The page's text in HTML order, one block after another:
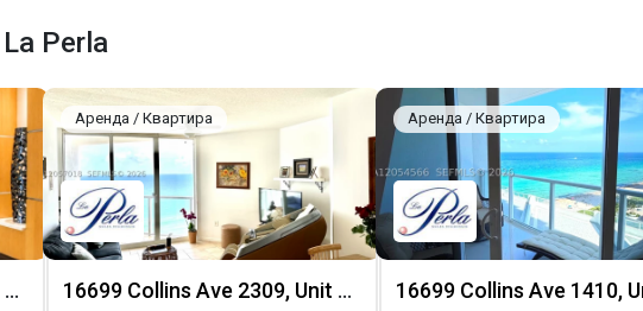
Perla
16699 Collins Ave 1003, Unit 1003
Аренда / Квартира
16699 Collins Ave 2309, Unit 2309
Аренда / Квартира